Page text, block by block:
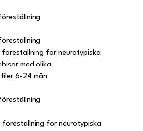
föreställning för neurotypiska
med olika
6-24 mån
föreställning för neurotypiska